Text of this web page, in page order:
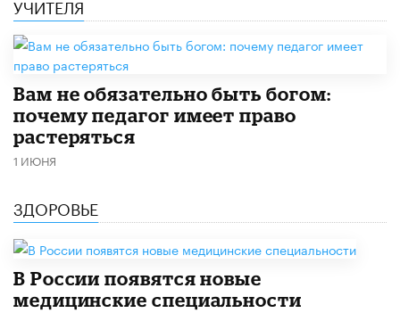
УЧИТЕЛЯ
​Вам не обязательно быть богом:
почему педагог имеет право
растеряться
1 ИЮНЯ
ЗДОРОВЬЕ
В России появятся новые
медицинские специальности